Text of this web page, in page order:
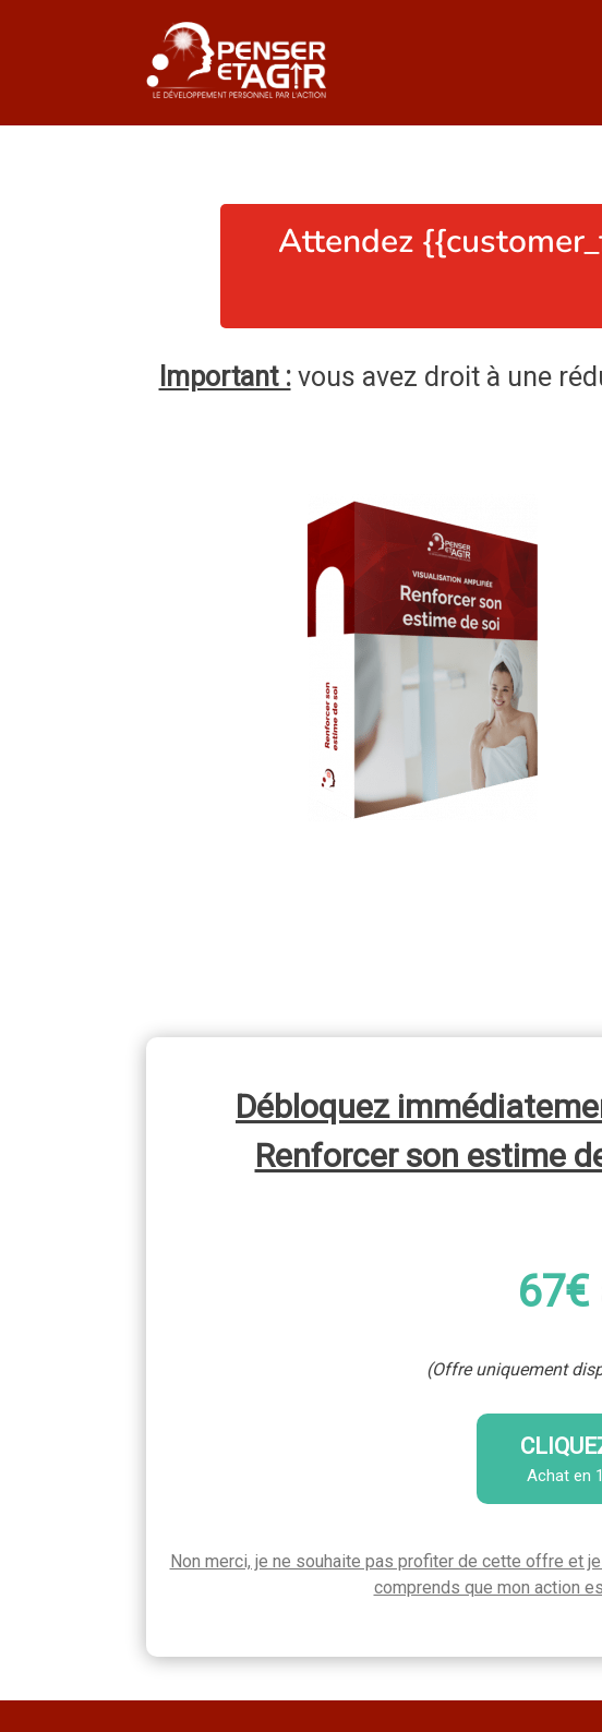
Attendez
Important : vous avez droit à une
Débloquez
Renforcer son estime
67€
(Offre uniquement
Achat en
Non merci, je ne souhaite pas profiter de cette offre et
comprends que mon action